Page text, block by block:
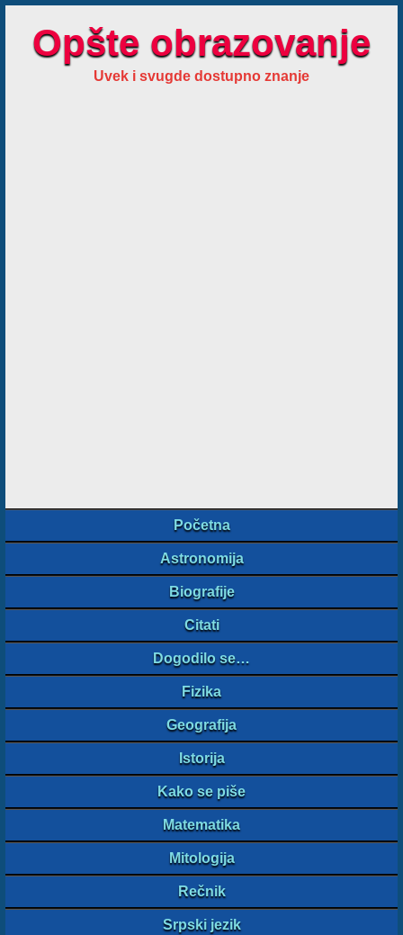
Opšte obrazovanje
Uvek i svugde dostupno znanje
Početna
Astronomija
Biografije
Citati
Dogodilo se…
Fizika
Geografija
Istorija
Kako se piše
Matematika
Mitologija
Rečnik
Srpski jezik